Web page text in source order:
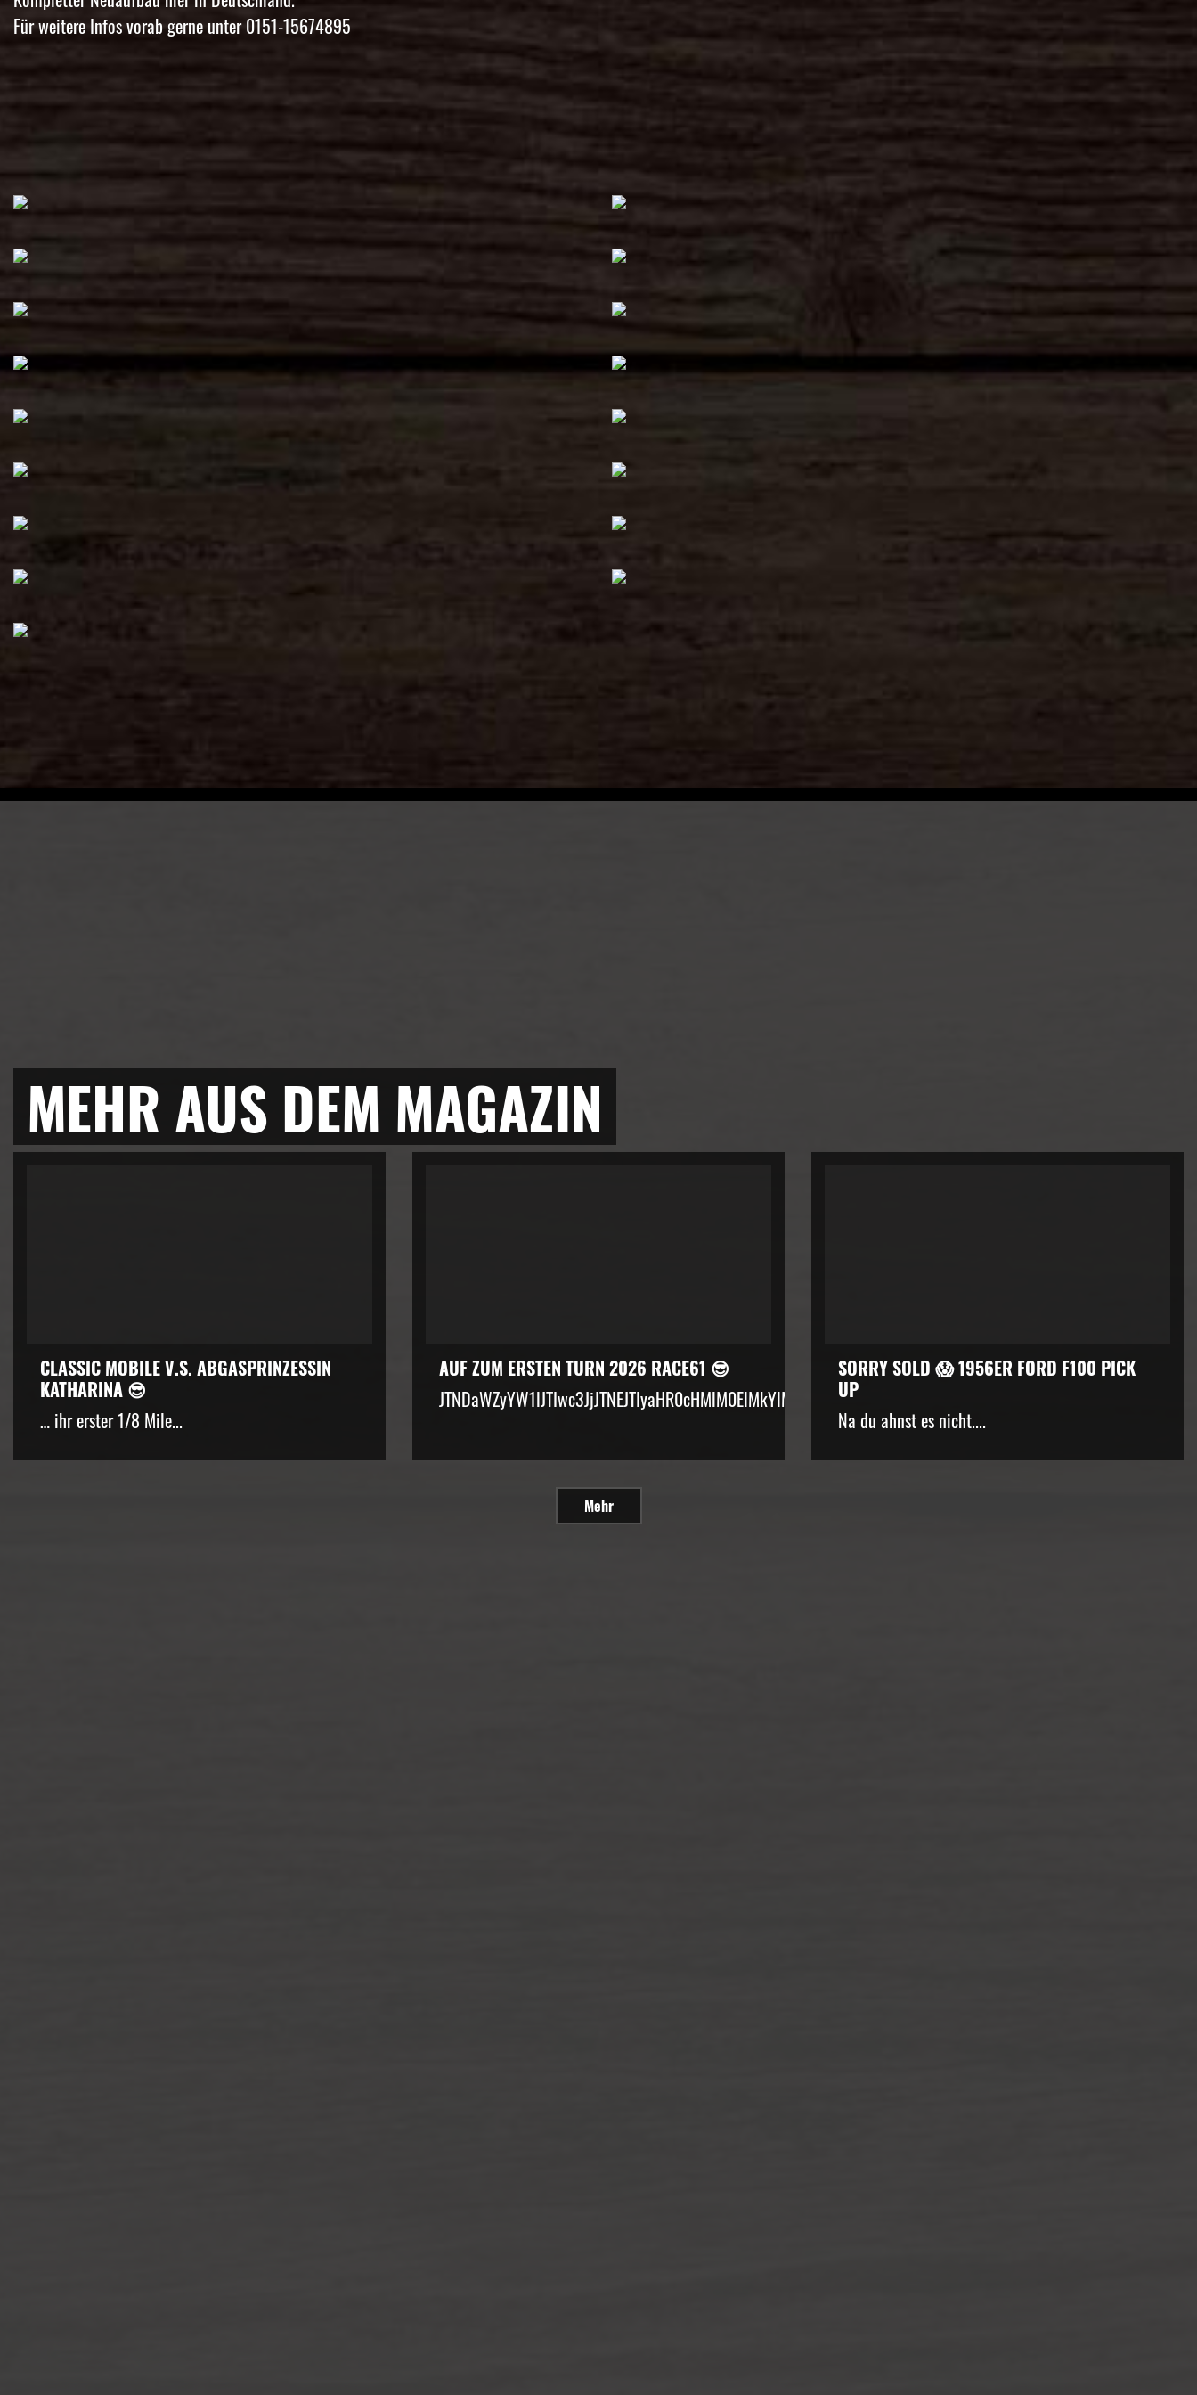
Für weitere Infos vorab gerne unter 0151-15674895
MEHR AUS DEM MAGAZIN
CLASSIC MOBILE V.S. ABGASPRINZESSIN
KATHARINA 😎
… ihr erster 1/8 Mile...
AUF ZUM ERSTEN TURN 2026 RACE61 😎
SORRY SOLD 😱 1956ER FORD F100 PICK
UP
Na du ahnst es nicht....
Mehr